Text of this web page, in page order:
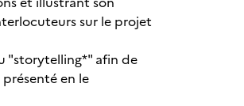
sur le projet
"storytelling*" afin de
en le